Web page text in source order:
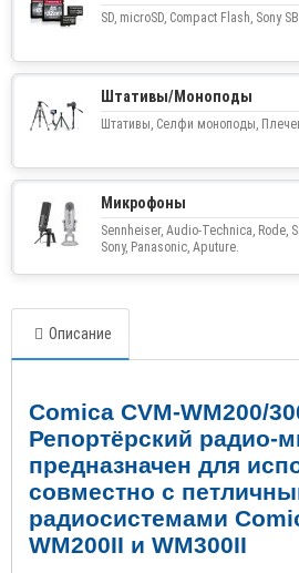
SD, microSD, Compact Flash, Sony
Штативы/Моноподы
Штативы, Селфи моноподы,
Микрофоны
Sennheiser, Audio-Technica, Rode,
Sony, Panasonic, Aputure.
Описание
Comica CVM-WM200/
Репортёрский радио-
предназначен для
совместно с
радиосистемами
WM200II и WM300II